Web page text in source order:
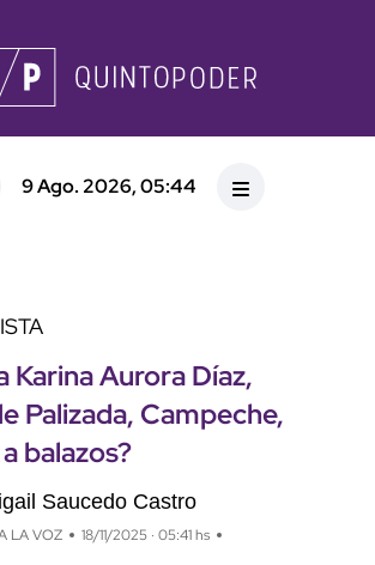
9 Ago. 2026, 05:44
Karina Aurora Díaz,
Palizada, Campeche,
balazos?
Saucedo Castro
LA VOZ 18/11/2025 · 05:41 hs